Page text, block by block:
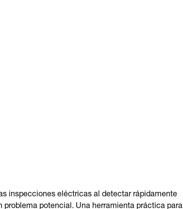
inspecciones eléctricas al detectar rápidamente
potencial. Una herramienta práctica para